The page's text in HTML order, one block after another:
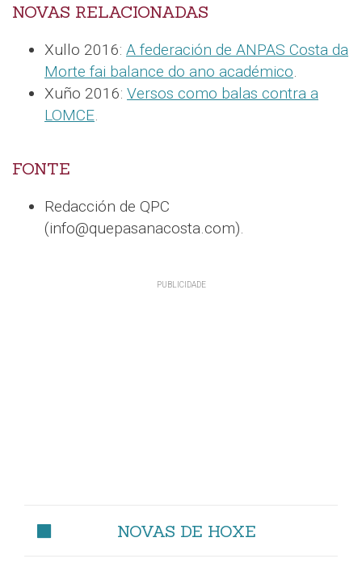
NOVAS RELACIONADAS
Xullo 2016: A federación de ANPAS Costa da
Morte fai balance do ano académico.
Xuño 2016: Versos como balas contra a
LOMCE.
FONTE
Redacción de QPC
(info@quepasanacosta.com).
NOVAS DE HOXE